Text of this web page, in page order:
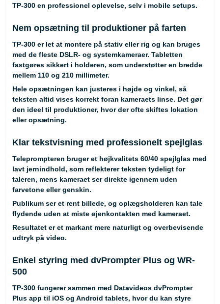
TP-300 en professionel oplevelse, selv i mobile setups.
Nem opsætning til produktioner på farten
TP-300 er let at montere på stativ eller rig og kan bruges
med de fleste DSLR- og systemkameraer. Tabletten
fastgøres sikkert i holderen, som understøtter en bredde
mellem 110 og 210 millimeter.
Hele opsætningen kan justeres i højde og vinkel, så
teksten altid vises korrekt foran kameraets linse. Det gør
den ideel til produktioner, hvor der ofte skiftes lokation
eller opsætning.
Klar tekstvisning med professionelt spejlglas
Teleprompteren bruger et højkvalitets 60/40 spejlglas med
lavt jernindhold, som reflekterer teksten tydeligt for
taleren, mens kameraet ser direkte igennem uden
farvetone eller genskin.
Publikum ser et rent billede, og oplægsholderen kan tale
flydende uden at miste øjenkontakten med kameraet.
Resultatet er et markant mere naturligt og overbevisende
udtryk på video.
Enkel styring med dvPrompter Plus og WR-
500
TP-300 fungerer sammen med Datavideos dvPrompter
Plus app til iOS og Android tablets, hvor du kan styre